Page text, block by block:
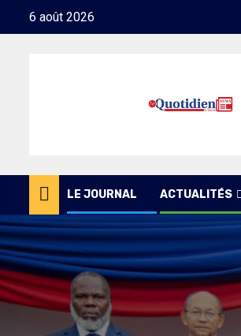
6 août 2026
LE JOURNAL ACTUALITÉS